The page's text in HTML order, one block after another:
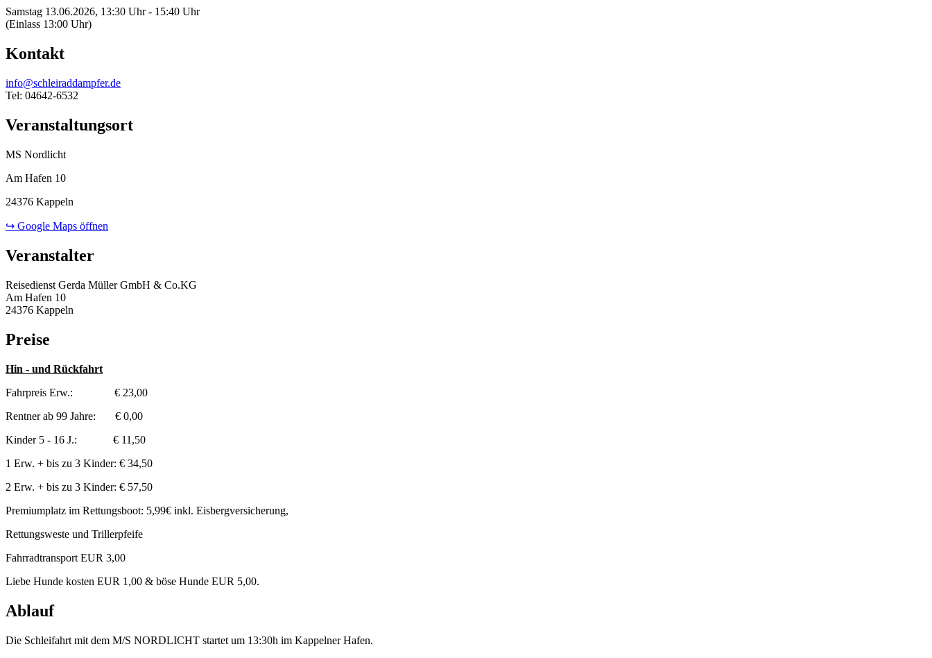
Samstag 13.06.2026, 13:30 Uhr - 15:40 Uhr
(Einlass 13:00 Uhr)
Kontakt
info@schleiraddampfer.de
Tel: 04642-6532
Veranstaltungsort
MS Nordlicht
Am Hafen 10
24376 Kappeln
↪ Google Maps öffnen
Veranstalter
Reisedienst Gerda Müller GmbH & Co.KG
Am Hafen 10
24376 Kappeln
Preise
Hin - und Rückfahrt
Fahrpreis Erw.: € 23,00
Rentner ab 99 Jahre: € 0,00
Kinder 5 - 16 J.: € 11,50
1 Erw. + bis zu 3 Kinder: € 34,50
2 Erw. + bis zu 3 Kinder: € 57,50
Premiumplatz im Rettungsboot: 5,99€ inkl. Eisbergversicherung,
Rettungsweste und Trillerpfeife
Fahrradtransport EUR 3,00
Liebe Hunde kosten EUR 1,00 & böse Hunde EUR 5,00.
Ablauf
Die Schleifahrt mit dem M/S NORDLICHT startet um 13:30h im Kappelner Hafen.